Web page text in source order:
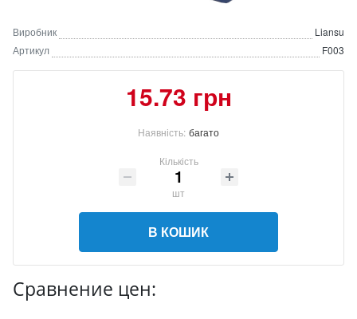
Виробник
Liansu
Артикул
F003
15.73 грн
Наявність: багато
Кількість
шт
В КОШИК
Сравнение цен: